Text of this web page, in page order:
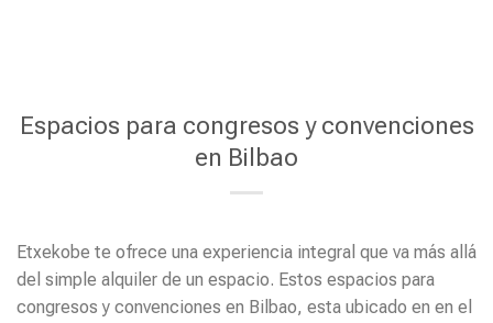
Espacios para congresos y convenciones
en Bilbao
Etxekobe te ofrece una experiencia integral que va más allá
del simple alquiler de un espacio. Estos espacios para
congresos y convenciones en Bilbao, esta ubicado en en el